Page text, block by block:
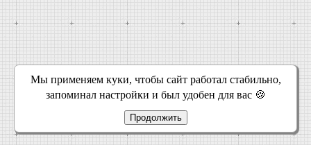
Мы применяем куки, чтобы сайт работал стабильно,
запоминал настройки и был удобен для вас 🍪
Продолжить